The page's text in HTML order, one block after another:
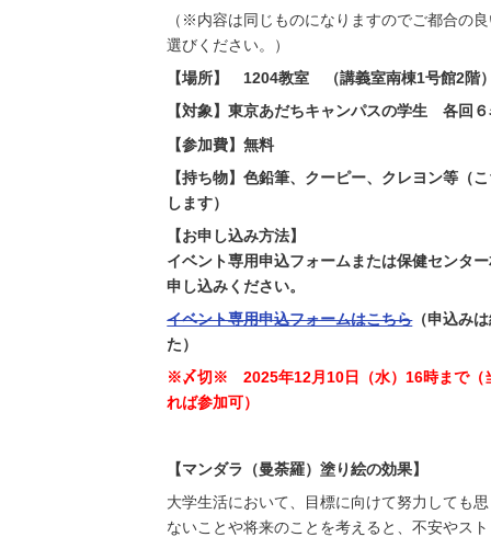
（※内容は同じものになりますのでご都合の
選びください。）
【場所】1204教室 （講義室南棟1号館2階
【対象】東京あだちキャンパスの学生 各回
【参加費】無料
【持ち物】色鉛筆、クーピー、クレヨン等（
します）
【お申し込み方法】
イベント専用申込フォームまたは保健センタ
申し込みください。
イベント専用申込フォームはこちら（申込み
た）
※〆切※ 2025年12月10日（水）16時まで（
れば参加可）
【マンダラ（曼荼羅）塗り絵の効果】
大学生活において、目標に向けて努力しても
ないことや将来のことを考えると、不安やス